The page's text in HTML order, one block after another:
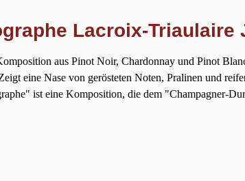
Lacroix-Triaulaire
aus Pinot Noir, Chardonnay und Pinot
eine Nase von gerösteten Noten, Pralinen und
ist eine Komposition, die dem "Champagner-